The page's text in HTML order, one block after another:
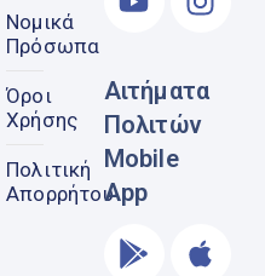
Νομικά
Πρόσωπα
Όροι
Χρήσης
Πολιτική
Απορρήτου
Αιτήματα
Πολιτών
Mobile
App